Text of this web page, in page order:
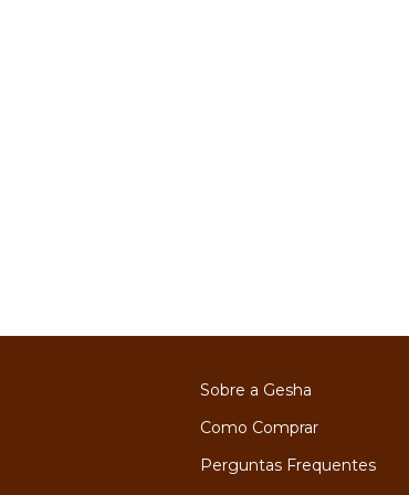
Sobre a Gesha
Como Comprar
Perguntas Frequentes